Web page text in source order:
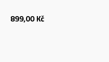
899,00 Kč